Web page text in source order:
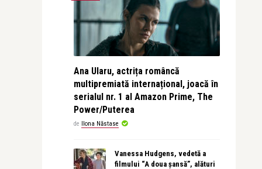
Ana Ularu, actrița româncă
multipremiată internațional, joacă în
serialul nr. 1 al Amazon Prime, The
Power/Puterea
de Ilona Năstase
Vanessa Hudgens, vedetă a
filmului “A doua șansă”, alături